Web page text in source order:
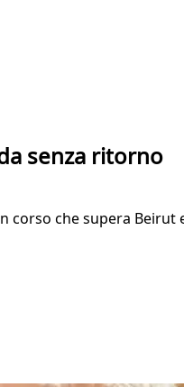
senza ritorno
corso che supera